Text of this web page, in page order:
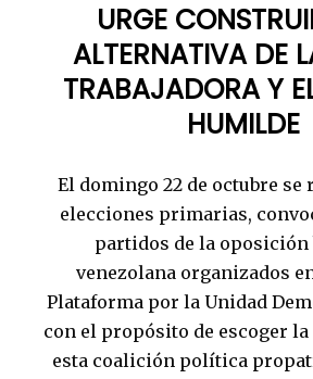
URGE
ALTERNATIVA DE
TRABAJADORA Y
HUMILDE
El domingo 22 de octubre se
elecciones primarias,
partidos de la oposición
venezolana organizados
Plataforma por la Unidad
con el propósito de escoger
esta coalición política